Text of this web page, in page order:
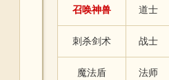
召唤神兽 道士
刺杀剑术 战士
魔法盾 法师